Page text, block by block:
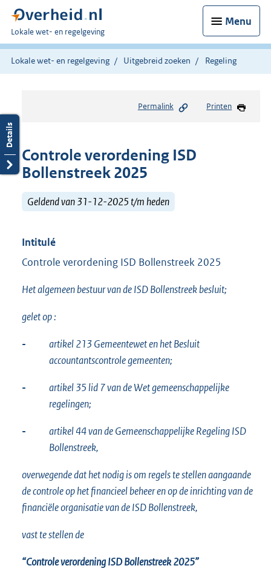
Menu
U
bent
hier:
Lokale wet- en regelgeving
Lokale wet- en regelgeving Uitgebreid zoeken Regeling
Permalink Printen
Controle verordening ISD
Bollenstreek 2025
Geldend van 31-12-2025 t/m heden
Intitulé
Controle verordening ISD Bollenstreek 2025
Het algemeen bestuur van de ISD Bollenstreek besluit;
gelet op :
-
artikel 213 Gemeentewet en het Besluit
accountantscontrole gemeenten;
-
artikel 35 lid 7 van de Wet gemeenschappelijke
regelingen;
-
artikel 44 van de Gemeenschappelijke Regeling ISD
Bollenstreek,
overwegende dat het nodig is om regels te stellen aangaande
de controle op het financieel beheer en op de inrichting van de
financiële organisatie van de ISD Bollenstreek,
vast te stellen de
“Controle verordening ISD Bollenstreek 2025”